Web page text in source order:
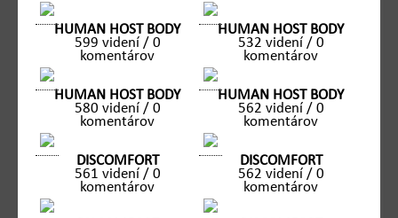
HUMAN HOST BODY
599 videní / 0
komentárov
HUMAN HOST BODY
532 videní / 0
komentárov
HUMAN HOST BODY
580 videní / 0
komentárov
HUMAN HOST BODY
562 videní / 0
komentárov
DISCOMFORT
561 videní / 0
komentárov
DISCOMFORT
562 videní / 0
komentárov